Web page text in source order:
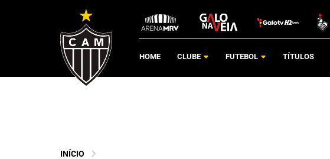
HOME CLUBE FUTEBOL TÍTULOS
INÍCIO